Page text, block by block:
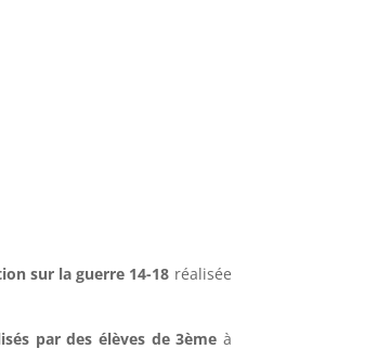
sur la guerre 14-18 réalisée
par des élèves de 3ème à